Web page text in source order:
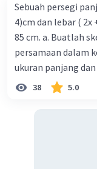
Sebuah persegi
4)cm dan lebar (
85 cm. a. Buatlah
persamaan dalam
ukuran panjang
38 5.0